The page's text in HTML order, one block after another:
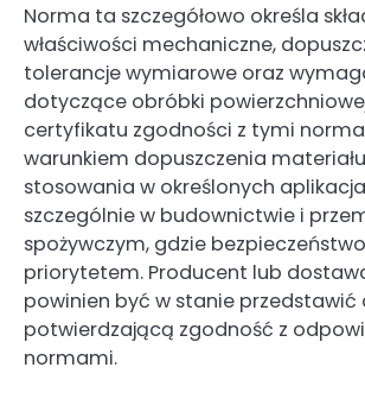
Norma ta szczegółowo określa
właściwości mechaniczne,
tolerancje wymiarowe oraz
dotyczące obróbki
certyfikatu zgodności z tymi
warunkiem dopuszczenia
stosowania w określonych
szczególnie w budownictwie i
spożywczym, gdzie
priorytetem. Producent lub
powinien być w stanie
potwierdzającą zgodność z
normami.